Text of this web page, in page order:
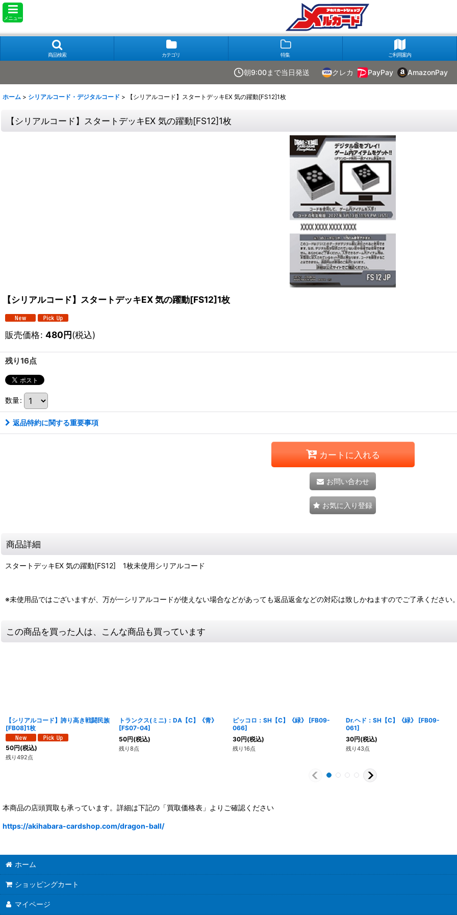
メニュー
商品検索 カテゴリ 特集 ご利用案内
朝9:00まで当日発送 クレカ PayPay AmazonPay
ホーム > シリアルコード・デジタルコード > 【シリアルコード】スタートデッキEX 気の躍動[FS12]1枚
【シリアルコード】スタートデッキEX 気の躍動[FS12]1枚
【シリアルコード】スタートデッキEX 気の躍動[FS12]1枚
販売価格: 480円(税込)
残り16点
数量:
返品特約に関する重要事項
カートに入れる
お問い合わせ
お気に入り登録
商品詳細
スタートデッキEX 気の躍動[FS12] 1枚未使用シリアルコード
※未使用品ではございますが、万が一シリアルコードが使えない場合などがあっても返品返金などの対応は致しかねますのでご了承ください
この商品を買った人は、こんな商品も買っています
【シリアルコード】誇り高き戦闘民族
[FB08]1枚
50円(税込)
残り492点
トランクス(ミニ)：DA【C】《青》
[FS07-04]
50円(税込)
残り8点
ピッコロ：SH【C】《緑》 [FB09-
066]
30円(税込)
残り16点
Dr.ヘド：SH【C】《緑》 [FB09-
061]
30円(税込)
残り43点
本商品の店頭買取も承っています。詳細は下記の「買取価格表」よりご確認ください
https://akihabara-cardshop.com/dragon-ball/
ホーム
ショッピングカート
マイページ